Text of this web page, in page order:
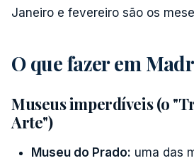
Janeiro e fevereiro são os
O que fazer em
Museus imperdíveis (o
Arte")
Museu do Prado: uma das